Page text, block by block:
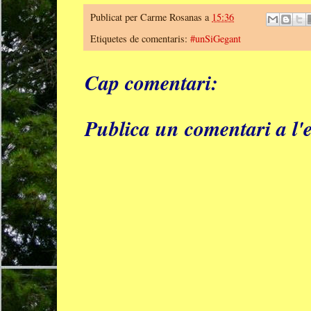
Publicat per Carme Rosanas a 15:36
Etiquetes de comentaris: #unSiGegant
Cap comentari:
Publica un comentari a